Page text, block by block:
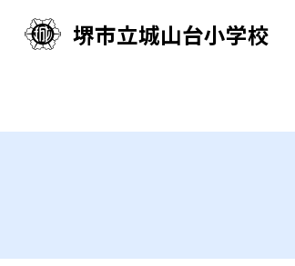
堺市立城山台小学校